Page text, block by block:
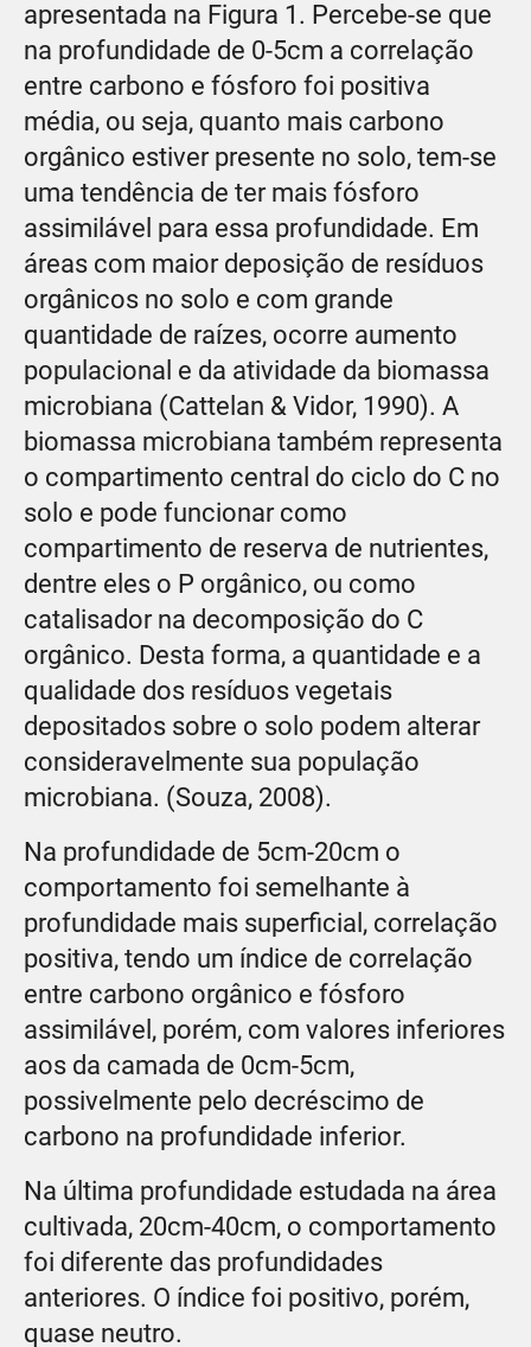
apresentada na Figura 1. Percebe-se que
na profundidade de 0-5cm a correlação
entre carbono e fósforo foi positiva
média, ou seja, quanto mais carbono
orgânico estiver presente no solo, tem-se
uma tendência de ter mais fósforo
assimilável para essa profundidade. Em
áreas com maior deposição de resíduos
orgânicos no solo e com grande
quantidade de raízes, ocorre aumento
populacional e da atividade da biomassa
microbiana (Cattelan & Vidor, 1990). A
biomassa microbiana também representa
o compartimento central do ciclo do C no
solo e pode funcionar como
compartimento de reserva de nutrientes,
dentre eles o P orgânico, ou como
catalisador na decomposição do C
orgânico. Desta forma, a quantidade e a
qualidade dos resíduos vegetais
depositados sobre o solo podem alterar
consideravelmente sua população
microbiana. (Souza, 2008).
Na profundidade de 5cm-20cm o
comportamento foi semelhante à
profundidade mais superficial, correlação
positiva, tendo um índice de correlação
entre carbono orgânico e fósforo
assimilável, porém, com valores inferiores
aos da camada de 0cm-5cm,
possivelmente pelo decréscimo de
carbono na profundidade inferior.
Na última profundidade estudada na área
cultivada, 20cm-40cm, o comportamento
foi diferente das profundidades
anteriores. O índice foi positivo, porém,
quase neutro.